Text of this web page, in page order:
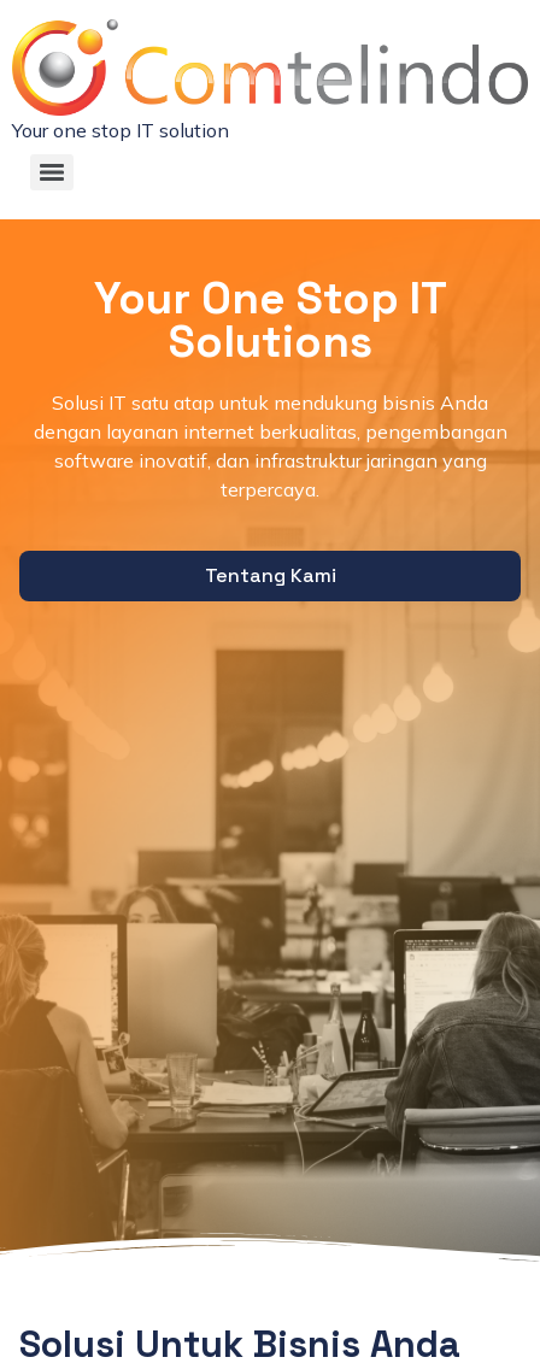
Your one stop IT solution
Your One Stop IT
Solutions
Solusi IT satu atap untuk mendukung bisnis Anda
dengan layanan internet berkualitas, pengembangan
software inovatif, dan infrastruktur jaringan yang
terpercaya.
Tentang Kami
Solusi Untuk Bisnis Anda